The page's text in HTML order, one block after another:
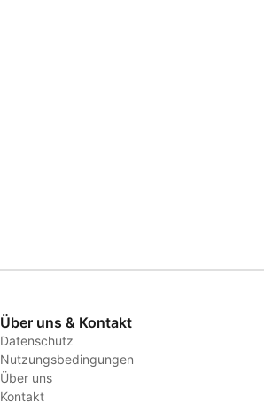
Über uns & Kontakt
Datenschutz
Nutzungsbedingungen
Über uns
Kontakt